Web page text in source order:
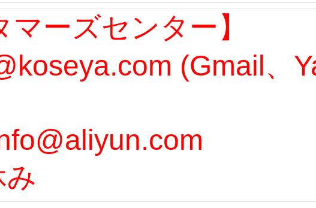
マーズセンター】
(Gmail、